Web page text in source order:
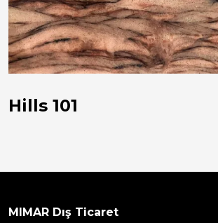
Hills 101
MIMAR Dış Ticaret